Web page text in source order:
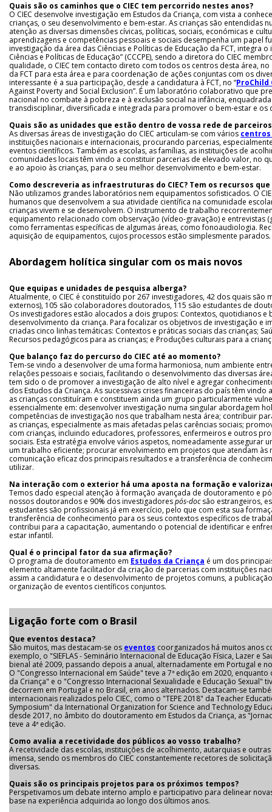
Quais são os caminhos que o CIEC tem percorrido nestes anos?
O CIEC desenvolve investigação em Estudos da Criança, com vista a
crianças, o seu desenvolvimento e bem-estar. As crianças são entendidas
atenção as diversas dimensões cívicas, políticas, sociais, económicas e
aprendizagens e competências pessoais e sociais desempenha um papel
investigação da área das Ciências e Políticas de Educação da FCT, integra
Ciências e Políticas de Educação” (CCCPE), sendo a diretora do CIEC
qualidade, o CIEC tem contacto direto com todos os centros desta área,
da FCT para esta área e para coordenação de ações conjuntas com os
interessante é a sua participação, desde a candidatura à FCT, no “ProChild
Against Poverty and Social Exclusion”. É um laboratório colaborativo que
nacional no combate à pobreza e à exclusão social na infância,
transdisciplinar, diversificada e integrada para promover o bem-estar e os
Quais são as unidades que estão dentro de vossa rede de
As diversas áreas de investigação do CIEC articulam-se com vários
instituições nacionais e internacionais, procurando parcerias,
eventos científicos. Também as escolas, as famílias, as instituições de
comunidades locais têm vindo a constituir parcerias de elevado valor, no
e ao apoio às crianças, para o seu melhor desenvolvimento e bem-estar.
Como descreveria as infraestruturas do CIEC? Tem os recursos que
Não utilizamos grandes laboratórios nem equipamentos sofisticados. O
humanos que desenvolvem a sua atividade científica na comunidade
crianças vivem e se desenvolvem. O instrumento de trabalho
equipamento relacionado com observação (vídeo-gravação) e entrevistas
como ferramentas específicas de algumas áreas, como fonoaudiologia.
aquisição de equipamentos, cujos processos estão simplesmente parados.
Abordagem holítica singular com os mais novos
Que equipas e unidades de pesquisa alberga?
Atualmente, o CIEC é constituído por 267 investigadores, 42 dos quais são
externos), 105 são colaboradores doutorados, 115 são estudantes de
Os investigadores estão alocados a dois grupos: Contextos, quotidianos e
desenvolvimento da criança. Para focalizar os objetivos de investigação e
criadas cinco linhas temáticas: Contextos e práticas sociais das crianças;
Recursos pedagógicos para as crianças; e Produções culturais para a
Que balanço faz do percurso do CIEC até ao momento?
Tem-se vindo a desenvolver de uma forma harmoniosa, num ambiente
relações pessoais e sociais, facilitando o desenvolvimento das diversas
tem sido o de promover a investigação de alto nível e agregar
dos Estudos da Criança. As sucessivas crises financeiras do país têm
as crianças constituíram e constituem ainda um grupo particularmente
essencialmente em: desenvolver investigação numa singular abordagem
competências de investigação nos que trabalham nesta área; contribuir
as crianças, especialmente as mais afetadas pelas carências sociais;
com crianças, incluindo educadores, professores, enfermeiros e outros
sociais. Esta estratégia envolve vários aspetos, nomeadamente assegurar
um trabalho eficiente; procurar envolvimento em projetos que atendam às
comunicação eficaz dos principais resultados e a transferência de
utilizar.
Na interação com o exterior há uma aposta na formação e
Temos dado especial atenção à formação avançada de doutoramento e
nossos doutorandos e 90% dos investigadorespós-docsão estrangeiros,
estudantes são profissionais já em exercício, pelo que com esta sua
transferência de conhecimento para os seus contextos específicos de
contribui para a capacitação, aumentando o potencial de identificar e
estar infantil.
Qual é o principal fator da sua afirmação?
O programa de doutoramento em Estudos da Criança é um dos
elemento altamente facilitador da criação de parcerias com instituições
assim a candidatura e o desenvolvimento de projetos comuns, a
organização de eventos científicos conjuntos.
Ligação forte com o Brasil
Que eventos destaca?
São muitos, mas destacam-se os eventos coorganizados há muitos anos
exemplo, o "SIEFLAS - Seminário Internacional de Educação Física, Lazer e
bienal até 2009, passando depois a anual, alternadamente em Portugal e
O "Congresso Internacional em Saúde" teve a 7ª edição em 2020,
da Criança" e o "Congresso Internacional Sexualidade e Educação Sexual"
decorrem em Portugal e no Brasil, em anos alternados. Destacam-se
internacionais realizados pelo CIEC, como o "TEPE 2018" da Teacher
Symposium" da International Organization for Science and Technology
desde 2017, no âmbito do doutoramento em Estudos da Criança, as
teve a 4ª edição.
Como avalia a recetividade dos públicos ao vosso trabalho?
A recetividade das escolas, instituições de acolhimento, autarquias e
imensa, sendo os membros do CIEC constantemente recetores de
diversas.
Quais são os principais projetos para os próximos tempos?
Perspetivamos um debate interno amplo e participativo para delinear
base na experiência adquirida ao longo dos últimos anos.